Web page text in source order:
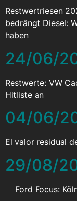
Restwertriesen
bedrängt Diesel:
haben
24/06/
Restwerte: VW
Hitliste an
04/06/
El valor residual
29/08/
Ford Focus: